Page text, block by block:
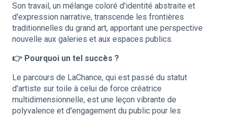
Son travail, un mélange coloré d'identité abstraite et
d'expression narrative, transcende les frontières
traditionnelles du grand art, apportant une perspective
nouvelle aux galeries et aux espaces publics.
👉 Pourquoi un tel succès ?
Le parcours de LaChance, qui est passé du statut
d'artiste sur toile à celui de force créatrice
multidimensionnelle, est une leçon vibrante de
polyvalence et d'engagement du public pour les